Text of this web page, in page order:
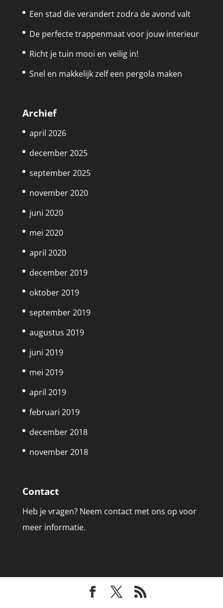
Een stad die verandert zodra de avond valt
De perfecte trappenmaat voor jouw interieur
Richt je tuin mooi en veilig in!
Snel en makkelijk zelf een pergola maken
Archief
april 2026
december 2025
september 2025
november 2020
juni 2020
mei 2020
april 2020
december 2019
oktober 2019
september 2019
augustus 2019
juni 2019
mei 2019
april 2019
februari 2019
december 2018
november 2018
Contact
Heb je vragen? Neem contact met ons op voor
meer informatie.